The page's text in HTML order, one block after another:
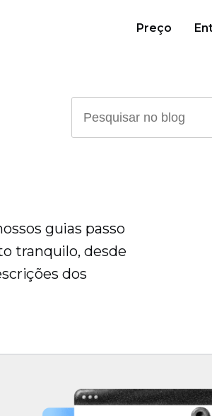
Preço
guias passo
tranquilo, desde
dos